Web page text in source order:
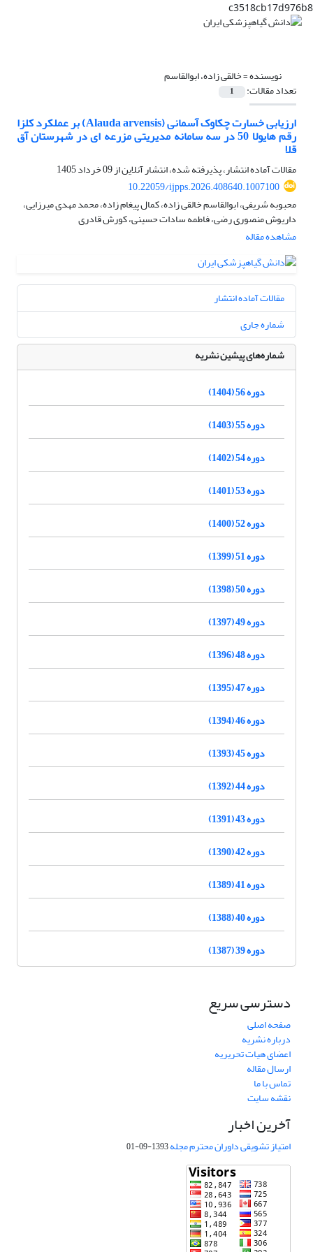
c3518cb17d976b8
نویسنده =خالقی زاده، ابوالقاسم
تعداد مقالات: 1
ارزیابی خسارت چکاوک آسمانی (Alauda arvensis) بر عملکرد کلزا
رقم هایولا 50 در سه سامانه مدیریتی مزرعه‌ ای در شهرستان آق
قلا
مقالات آماده انتشار، پذیرفته شده، انتشار آنلاین از09 خرداد 1405
10.22059/ijpps.2026.408640.1007100
محبوبه شریفی، ابوالقاسم خالقی زاده، کمال پیغام زاده، محمد مهدی میرزایی،
داریوش منصوری رضی، فاطمه سادات حسینی، کورش قادری
مشاهده مقاله
مقالات آماده انتشار
شماره جاری
شماره‌های پیشین نشریه
دوره 56 (1404)
دوره 55 (1403)
دوره 54 (1402)
دوره 53 (1401)
دوره 52 (1400)
دوره 51 (1399)
دوره 50 (1398)
دوره 49 (1397)
دوره 48 (1396)
دوره 47 (1395)
دوره 46 (1394)
دوره 45 (1393)
دوره 44 (1392)
دوره 43 (1391)
دوره 42 (1390)
دوره 41 (1389)
دوره 40 (1388)
دوره 39 (1387)
دسترسی سریع
صفحه اصلی
درباره نشریه
اعضای هیات تحریریه
ارسال مقاله
تماس با ما
نقشه سایت
آخرین اخبار
امتیاز تشویقی داوران محترم مجله1393-09-01